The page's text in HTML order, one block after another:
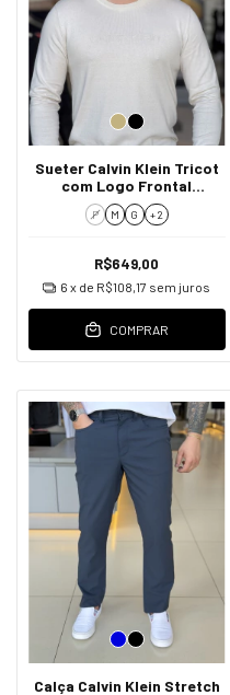
Sueter Calvin Klein Tricot
com Logo Frontal
Masculino
P M G + 2
R$649,00
6 x de R$108,17 sem juros
COMPRAR
Calça Calvin Klein Stretch